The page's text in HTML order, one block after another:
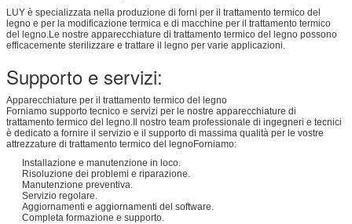
LUY è specializzata nella produzione di forni per il trattamento termico del
legno e per la modificazione termica e di macchine per il trattamento termico
del legno.Le nostre apparecchiature di trattamento termico del legno possono
efficacemente sterilizzare e trattare il legno per varie applicazioni.
Supporto e servizi:
Apparecchiature per il trattamento termico del legno
Forniamo supporto tecnico e servizi per le nostre apparecchiature di
trattamento termico del legno.Il nostro team professionale di ingegneri e tecnici
è dedicato a fornire il servizio e il supporto di massima qualità per le vostre
attrezzature di trattamento termico del legnoForniamo:
Installazione e manutenzione in loco.
Risoluzione dei problemi e riparazione.
Manutenzione preventiva.
Servizio regolare.
Aggiornamenti e aggiornamenti del software.
Completa formazione e supporto.